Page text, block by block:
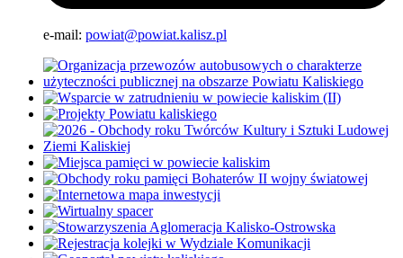
e-mail: powiat@powiat.kalisz.pl